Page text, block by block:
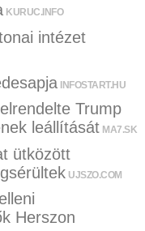
KURUC.INFO
intézet
INFOSTART.HU
Trump
leállítását MA7.SK
ütközött
UJSZO.COM
Herszon